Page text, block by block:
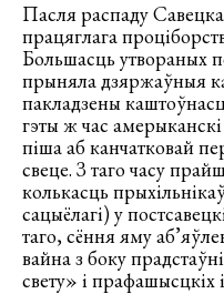
Пасля распаду
працяглага
Большасць утвораных
прыняла дзяржаўныя
пакладзены
гэты ж час
піша аб канчатковай
свеце. З таго часу
колькасць
сацыёлагі) у
таго, сёння яму
вайна з боку
свету» і прафашысцкіх